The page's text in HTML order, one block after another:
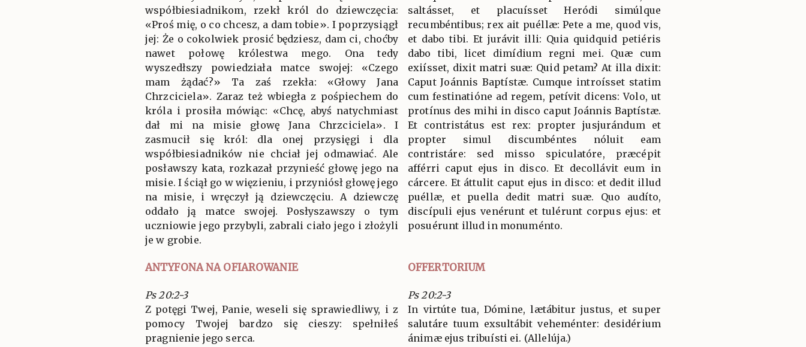
współbiesiadnikom, rzekł król do dziewczęcia:
«Proś mię, o co chcesz, a dam tobie». I poprzysiągł
jej: Że o cokolwiek prosić będziesz, dam ci, choćby
nawet połowę królestwa mego. Ona tedy
wyszedłszy powiedziała matce swojej: «Czego
mam żądać?» Ta zaś rzekła: «Głowy Jana
Chrzciciela». Zaraz też wbiegła z pośpiechem do
króla i prosiła mówiąc: «Chcę, abyś natychmiast
dał mi na misie głowę Jana Chrzciciela». I
zasmucił się król: dla onej przysięgi i dla
współbiesiadników nie chciał jej odmawiać. Ale
posławszy kata, rozkazał przynieść głowę jego na
misie. I ściął go w więzieniu, i przyniósł głowę jego
na misie, i wręczył ją dziewczęciu. A dziewczę
oddało ją matce swojej. Posłyszawszy o tym
uczniowie jego przybyli, zabrali ciało jego i złożyli
je w grobie.
saltásset, et placuísset Heródi simúlque
recumbéntibus; rex ait puéllæ: Pete a me, quod vis,
et dabo tibi. Et jurávit illi: Quia quidquid petiéris
dabo tibi, licet dimídium regni mei. Quæ cum
exiísset, dixit matri suæ: Quid petam? At illa dixit:
Caput Joánnis Baptístæ. Cumque introísset statim
cum festinatióne ad regem, petívit dicens: Volo, ut
protínus des mihi in disco caput Joánnis Baptístæ.
Et contristátus est rex: propter jusjurándum et
propter simul discumbéntes nóluit eam
contristáre: sed misso spiculatóre, præcépit
afférri caput ejus in disco. Et decollávit eum in
cárcere. Et áttulit caput ejus in disco: et dedit illud
puéllæ, et puella dedit matri suæ. Quo audíto,
discípuli ejus venérunt et tulérunt corpus ejus: et
posuérunt illud in monuménto.
ANTYFONA NA OFIAROWANIE OFFERTORIUM
Ps 20:2-3
Z potęgi Twej, Panie, weseli się sprawiedliwy, i z
pomocy Twojej bardzo się cieszy: spełniłeś
pragnienie jego serca.
Ps 20:2-3
In virtúte tua, Dómine, lætábitur justus, et super
salutáre tuum exsultábit veheménter: desidérium
ánimæ ejus tribuísti ei. (Allelúja.)